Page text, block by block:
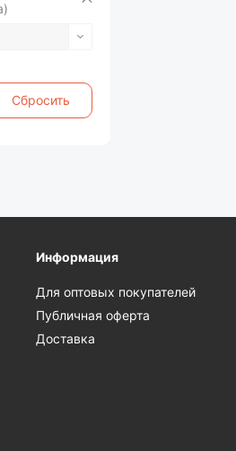
Сбросить
Информация
Для оптовых покупателей
Публичная оферта
Доставка